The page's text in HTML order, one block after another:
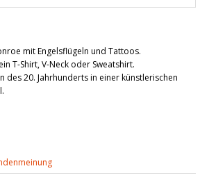
mit Engelsflügeln und Tattoos.
T-Shirt, V-Neck oder Sweatshirt.
des 20. Jahrhunderts in einer künstlerischen